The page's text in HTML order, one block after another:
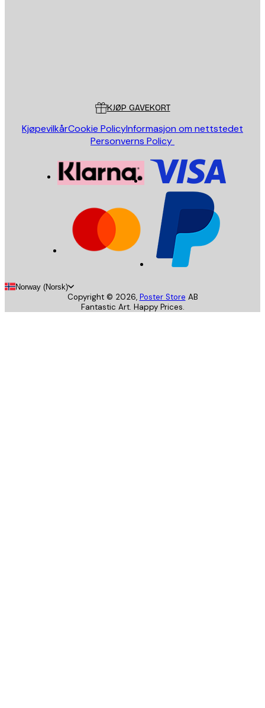
KJØP GAVEKORT
KjøpevilkårCookie PolicyInformasjon om nettstedet
Personverns Policy
Norway (Norsk)
Copyright © 2026, Poster Store AB
Fantastic Art. Happy Prices.